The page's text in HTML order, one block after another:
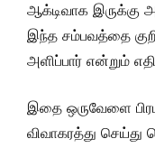
ஆக்டிவாக இருக்கு
இந்த சம்பவத்தை
அளிப்பார் என்றும்
இதை ஒருவேளை
விவாகரத்து செய்து